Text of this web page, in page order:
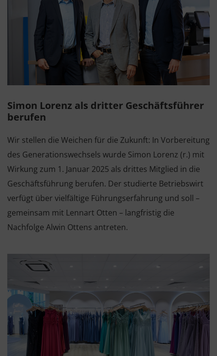
Simon Lorenz als dritter Geschäftsführer
berufen
Wir stellen die Weichen für die Zukunft: In Vorbereitung
des Generationswechsels wurde Simon Lorenz (r.) mit
Wirkung zum 1. Januar 2025 als drittes Mitglied in die
Geschäftsführung berufen. Der studierte Betriebswirt
verfügt über vielfältige Führungserfahrung und soll –
gemeinsam mit Lennart Otten – langfristig die
Nachfolge Alwin Ottens antreten.